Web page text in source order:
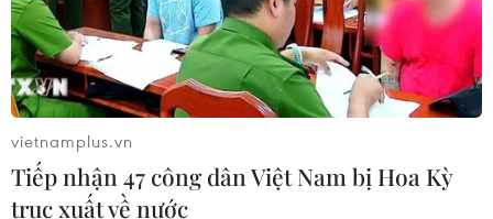
Tổng Biên tập: TRẦN TIẾN DUẨN
Phó Tổng Biên tập: NGUYỄN THỊ TÁM, KHÚC THANH
THỦY
Sở hữu trí tuệ
RSS
Hỗ trợ
vietnamplus.vn
Tiếp nhận 47 công dân Việt Nam bị Hoa Kỳ
trục xuất về nước